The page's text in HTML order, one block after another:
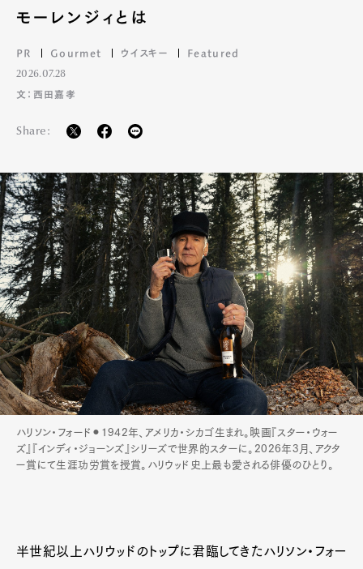
モーレンジィとは
PR Gourmet ウイスキー Featured
2026.07.28
文：西田嘉孝
Share:
ハリソン・フォード⚫︎1942年、アメリカ・シカゴ生まれ。映画『スター・ウォー
ズ』『インディ・ジョーンズ』シリーズで世界的スターに。2026年3月、アクタ
ー賞にて生涯功労賞を授賞。ハリウッド史上最も愛される俳優のひとり。
半世紀以上ハリウッドのトップに君臨してきたハリソン・フォー